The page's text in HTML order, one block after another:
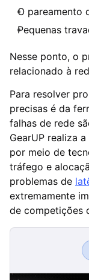
O pareamento
Pequenas
Nesse ponto, o
relacionado à
Para resolver
precisas é da
falhas de rede
GearUP realiza
por meio de
tráfego e
problemas de
extremamente
de competições